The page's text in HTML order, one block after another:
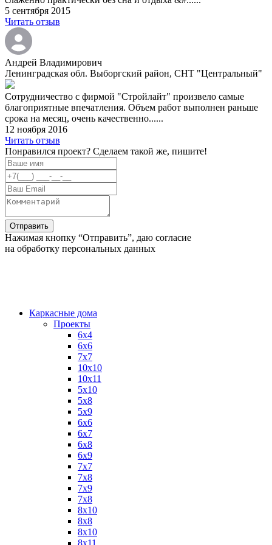
5 сентября 2015
Читать отзыв
Андрей Владимирович
Ленинградская обл. Выборгский район, СНТ "Центральный"
Сотрудничество с фирмой "Стройлайт" произвело самые
благоприятные впечатления. Объем работ выполнен раньше
срока на месяц, очень качественно......
12 ноября 2016
Читать отзыв
Понравился проект? Сделаем такой же, пишите!
Нажимая кнопку “Отправить”, даю согласие
на обработку персональных данных
Каркасные дома
Проекты
6х4
6х6
7х7
10х10
10х11
5х10
5х8
5х9
6x6
6x7
6x8
6x9
7x7
7x8
7x9
7х8
8x10
8x8
8х10
8х11